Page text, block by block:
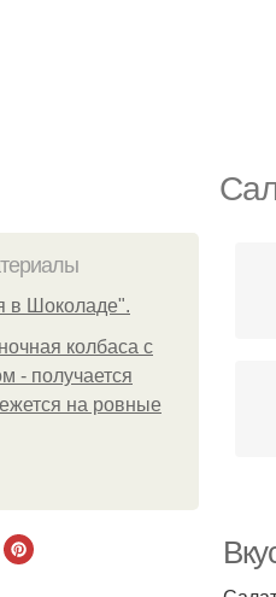
в Шоколаде".
колбаса с
- получается
на ровные